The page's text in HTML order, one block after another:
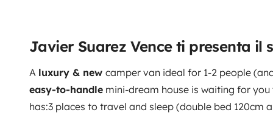
Javier Suarez Vence ti presenta il
A luxury & new camper van ideal for 1-2 people
easy-to-handle mini-dream house is waiting for
has:3 places to travel and sleep (double bed 120cm